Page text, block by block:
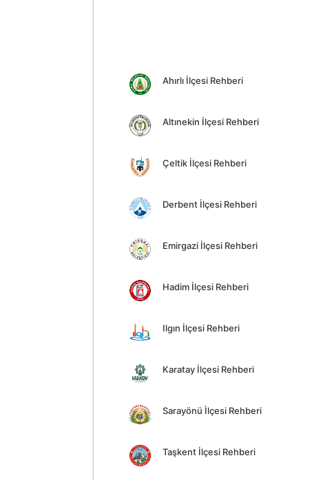
Ahırlı İlçesi Rehberi
Altınekin İlçesi Rehberi
Çeltik İlçesi Rehberi
Derbent İlçesi Rehberi
Emirgazi İlçesi Rehberi
Hadim İlçesi Rehberi
Ilgın İlçesi Rehberi
Karatay İlçesi Rehberi
Sarayönü İlçesi Rehberi
Taşkent İlçesi Rehberi